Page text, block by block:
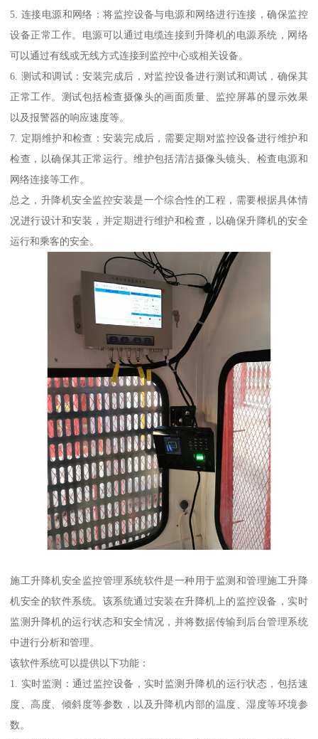
5. 连接电源和网络：将监控设备与电源和网络进行连接，确保监控
设备正常工作。电源可以通过电缆连接到升降机的电源系统，网络
可以通过有线或无线方式连接到监控中心或相关设备。
6. 测试和调试：安装完成后，对监控设备进行测试和调试，确保其
正常工作。测试包括检查摄像头的画面质量、监控屏幕的显示效果
以及报警器的响应速度等。
7. 定期维护和检查：安装完成后，需要定期对监控设备进行维护和
检查，以确保其正常运行。维护包括清洁摄像头镜头、检查电源和
网络连接等工作。
总之，升降机安全监控安装是一个综合性的工程，需要根据具体情
况进行设计和安装，并定期进行维护和检查，以确保升降机的安全
运行和乘客的安全。
施工升降机安全监控管理系统软件是一种用于监测和管理施工升降
机安全的软件系统。该系统通过安装在升降机上的监控设备，实时
监测升降机的运行状态和安全情况，并将数据传输到后台管理系统
中进行分析和管理。
该软件系统可以提供以下功能：
1. 实时监测：通过监控设备，实时监测升降机的运行状态，包括速
度、高度、倾斜度等参数，以及升降机内部的温度、湿度等环境参
数。